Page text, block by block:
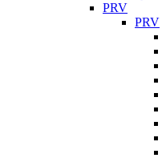
PRV
PRV